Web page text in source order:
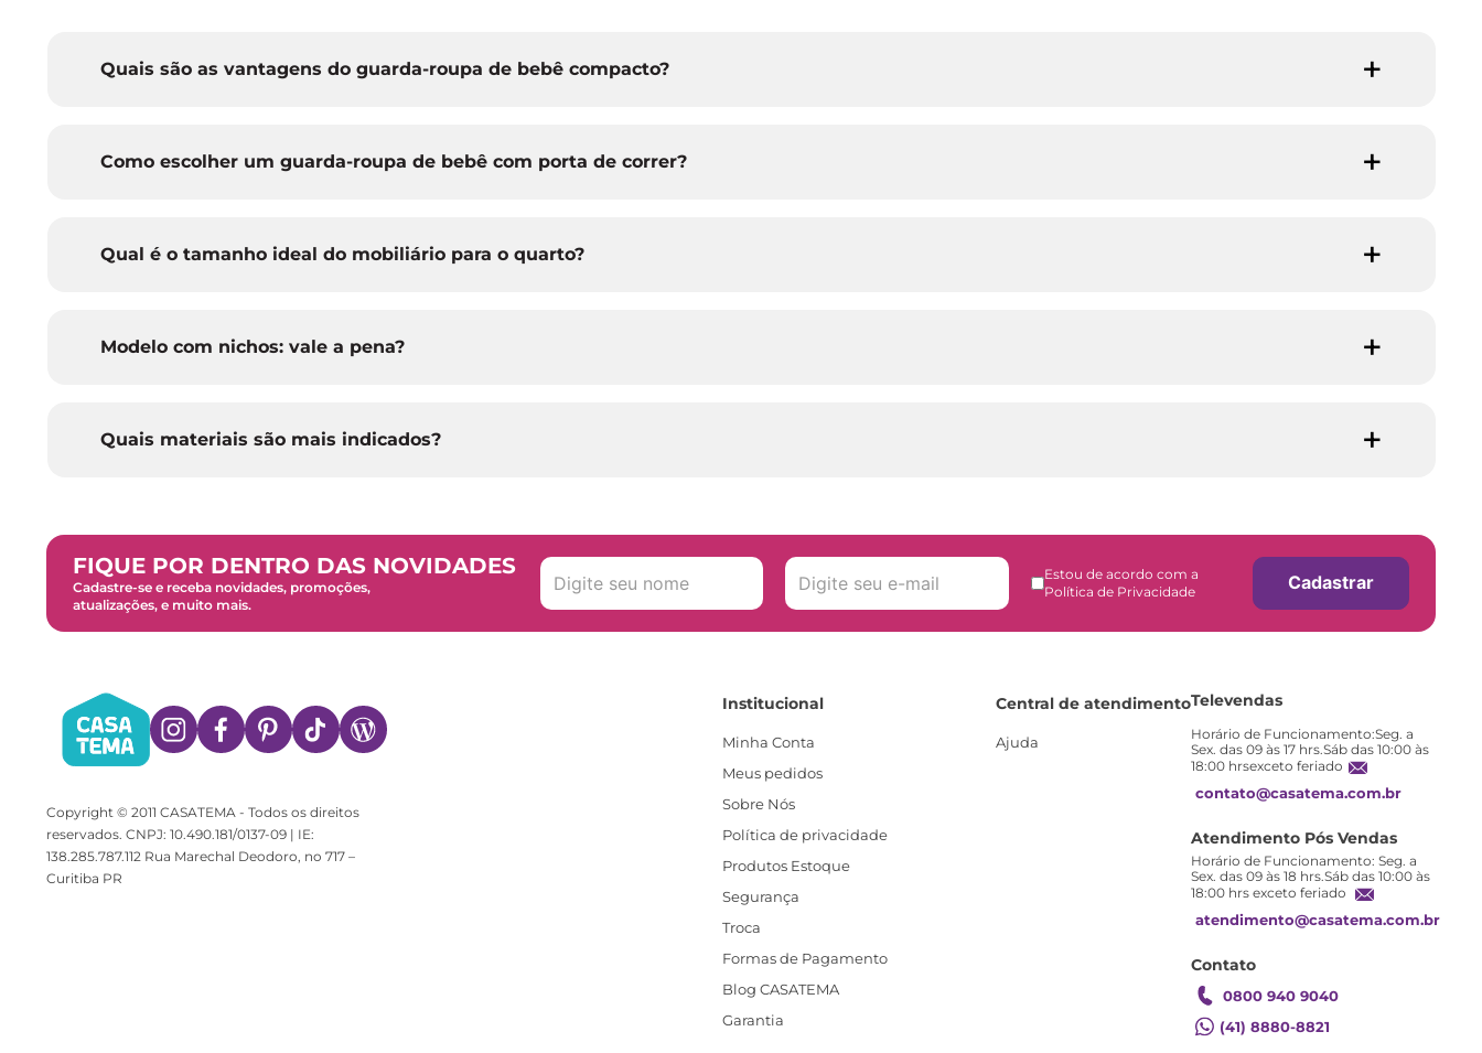
Quais são as vantagens do guarda-roupa de bebê compacto?
Como escolher um guarda-roupa de bebê com porta de correr?
Qual é o tamanho ideal do mobiliário para o quarto?
Modelo com nichos: vale a pena?
Quais materiais são mais indicados?
FIQUE POR DENTRO DAS NOVIDADES
Cadastre-se e receba novidades, promoções,
atualizações, e muito mais.
Estou de acordo com a
Política de Privacidade
Cadastrar
Copyright © 2011 CASATEMA - Todos os direitos
reservados. CNPJ: 10.490.181/0137-09 | IE:
138.285.787.112 Rua Marechal Deodoro, no 717 –
Curitiba PR
Institucional
Minha Conta
Meus pedidos
Sobre Nós
Política de privacidade
Produtos Estoque
Segurança
Troca
Formas de Pagamento
Blog CASATEMA
Garantia
Central de atendimento
Ajuda
Televendas
Horário de Funcionamento:Seg. a
Sex. das 09 às 17 hrs.Sáb das 10:00 às
18:00 hrsexceto feriado
contato@casatema.com.br
Atendimento Pós Vendas
Horário de Funcionamento: Seg. a
Sex. das 09 às 18 hrs.Sáb das 10:00 às
18:00 hrs exceto feriado
atendimento@casatema.com.br
Contato
0800 940 9040
(41) 8880-8821